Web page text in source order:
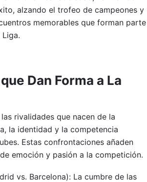
alzando el trofeo de campeones y
memorables que forman parte
Dan Forma a La
rivalidades que nacen de la
la identidad y la competencia
Estas confrontaciones añaden
emoción y pasión a la competición.
vs. Barcelona): La cumbre de las